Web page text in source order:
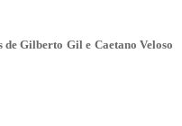
de Gilberto Gil e Caetano Veloso